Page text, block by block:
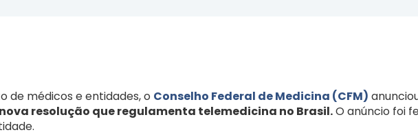
de médicos e entidades, o Conselho Federal de Medicina (CFM)
resolução que regulamenta telemedicina no Brasil.O anúncio foi